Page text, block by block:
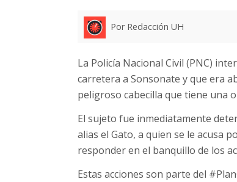
Por Redacción UH
La Policía Nacional Civil (PNC)
carretera a Sonsonate y que era
peligroso cabecilla que tiene una
El sujeto fue inmediatamente
alias el Gato, a quien se le acusa
responder en el banquillo de los
Estas acciones son parte del